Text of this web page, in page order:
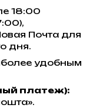
18:00
Почта для
дня.
удобным
платеж):